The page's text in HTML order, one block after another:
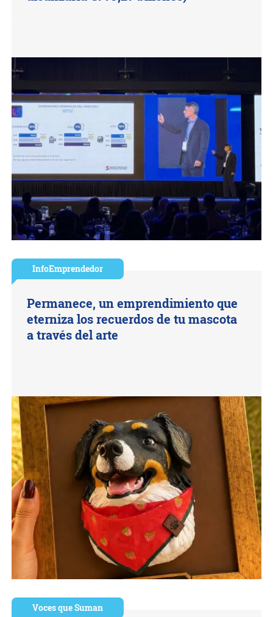
InfoEmprendedor
Permanece, un emprendimiento que
eterniza los recuerdos de tu mascota
a través del arte
Voces que Suman